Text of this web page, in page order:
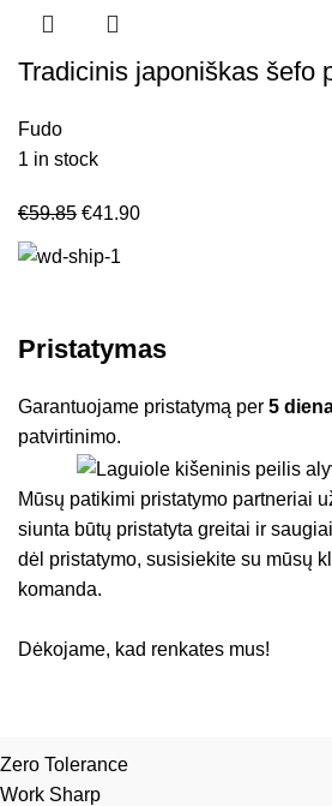
Tradicinis japoniškas šefo
Fudo
1 in stock
€59.85 €41.90
Pristatymas
Garantuojame pristatymą per5
patvirtinimo.
Mūsų patikimi pristatymo partneriai
siunta būtų pristatyta greitai ir
dėl pristatymo, susisiekite su mūsų
komanda.
Dėkojame, kad renkates mus!
Zero Tolerance
Work Sharp